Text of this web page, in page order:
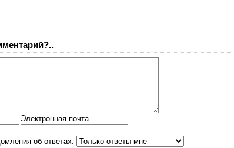
Электронная почта
об ответах: